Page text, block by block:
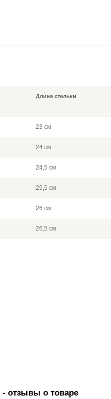
Длина стельки
23 см
24 см
24,5 см
25,5 см
26 см
26,5 см
- отзывы о товаре